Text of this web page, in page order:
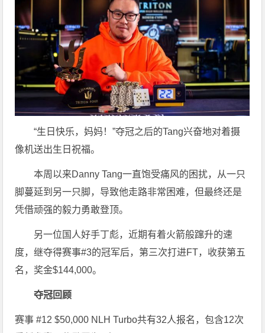
“生日快乐，妈妈！”夺冠之后的Tang兴奋地对着摄
像机送出生日祝福。
本周以来Danny Tang一直饱受痛风的困扰，从一只
脚蔓延到另一只脚，导致他走路非常困难，但最终还是
凭借顽强的毅力勇敢登顶。
另一位国人好手丁彪，近期有着火箭般蹿升的速
度，继夺得赛事#3的冠军后，第三次打进FT，收获第五
名，奖金$144,000。
夺冠回顾
赛事 #12 $50,000 NLH Turbo共有32人报名，包含12次